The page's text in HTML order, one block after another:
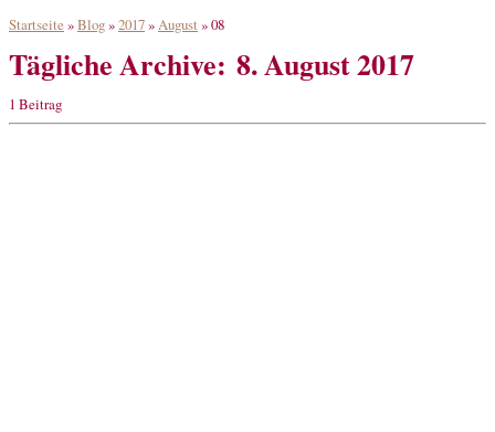
Startseite »Blog»2017»August»08
Tägliche Archive: 8. August 2017
1 Beitrag